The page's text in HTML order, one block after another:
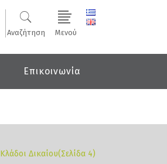
Αναζήτηση Μενού
Επικοινωνία
Κλάδοι Δικαίου(Σελίδα 4)